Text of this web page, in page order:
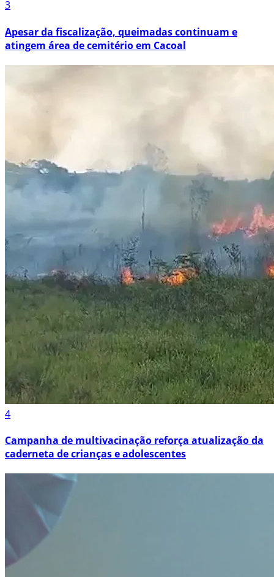
3
Apesar da fiscalização, queimadas continuam e
atingem área de cemitério em Cacoal
4
Campanha de multivacinação reforça atualização da
caderneta de crianças e adolescentes